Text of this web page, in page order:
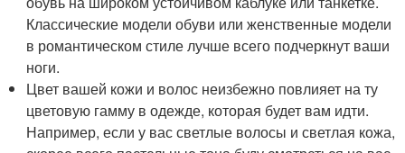
Классические модели обуви или женственные модели
в романтическом стиле лучше всего подчеркнут ваши
ноги.
Цвет вашей кожи и волос неизбежно повлияет на ту
цветовую гамму в одежде, которая будет вам идти.
Например, если у вас светлые волосы и светлая кожа,